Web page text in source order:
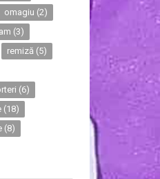
omagiu (2)
(3)
remiză (5)
(6)
(18)
(8)